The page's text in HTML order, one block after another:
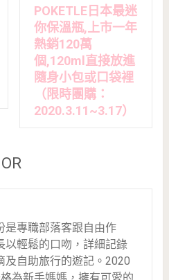
POKETLE日本最迷
你保溫瓶,上市一年
熱銷120萬
個,120ml直接放進
隨身小包或口袋裡
（限時團購：
2020.3.11~3.17）
是專職部落客跟自由作
以輕鬆的口吻，詳細記錄
及自助旅行的遊記。2020
為新手媽媽，擁有可愛的